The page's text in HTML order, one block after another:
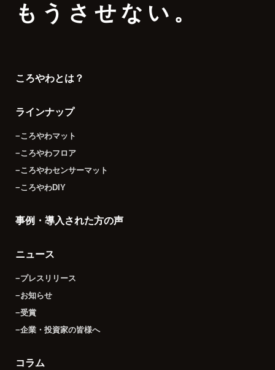
もうさせない。
ころやわとは？
ラインナップ
−ころやわマット
−ころやわフロア
−ころやわセンサーマット
−ころやわDIY
事例・導入された方の声
ニュース
−プレスリリース
−お知らせ
−受賞
−企業・投資家の皆様へ
コラム